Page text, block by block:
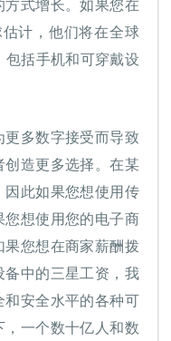
计，他们将在全球
括手机和可穿戴设
多数字接受而导致
造更多选择。在某
此如果您想使用传
想使用您的电子商
您想在商家薪酬拨
中的三星工资，我
安全水平的各种可
一个数十亿人和数